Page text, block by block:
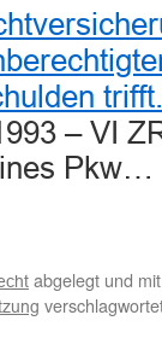
trifft.
– VI
Pkw…
abgelegt und